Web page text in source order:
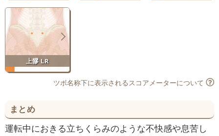
上髎 LR
ツボ名称下に表示されるスコアメーターについて
まとめ
運転中におきる立ちくらみのような不快感や息苦し